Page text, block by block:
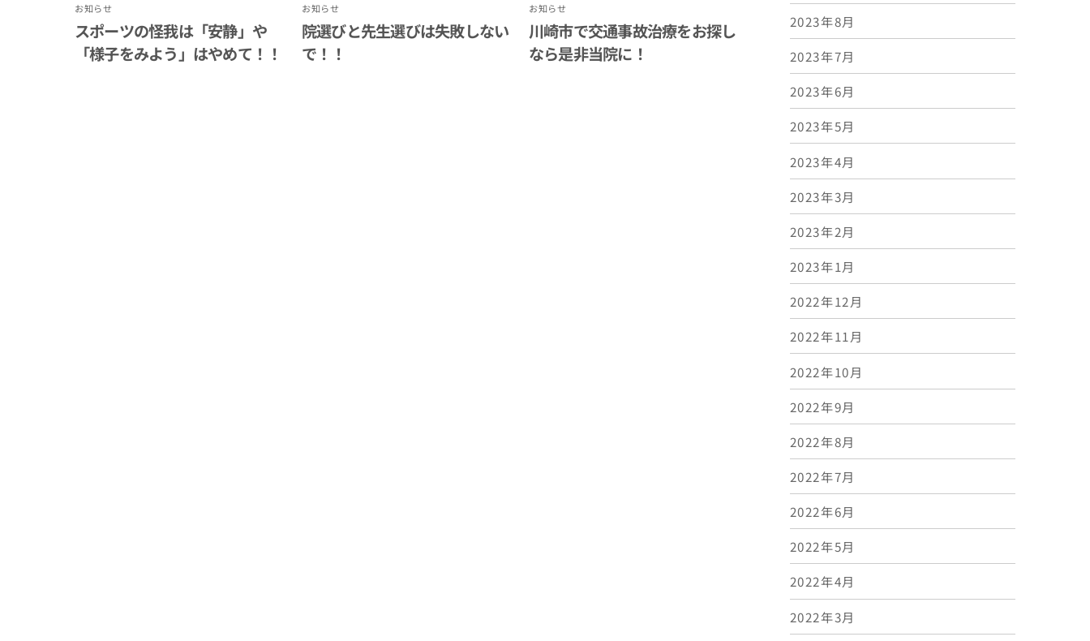
お知らせ
スポーツの怪我は「安静」や
「様子をみよう」はやめて！！
お知らせ
院選びと先生選びは失敗しない
で！！
お知らせ
川崎市で交通事故治療をお探し
なら是非当院に！
2023年8月
2023年7月
2023年6月
2023年5月
2023年4月
2023年3月
2023年2月
2023年1月
2022年12月
2022年11月
2022年10月
2022年9月
2022年8月
2022年7月
2022年6月
2022年5月
2022年4月
2022年3月